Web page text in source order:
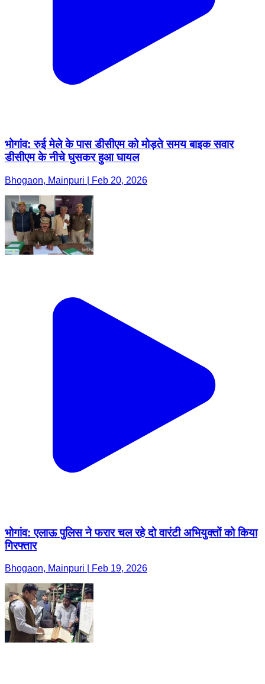
भोगांव: रुई मेले के पास डीसीएम को मोड़ते समय बाइक सवार
डीसीएम के नीचे घुसकर हुआ घायल
Bhogaon, Mainpuri | Feb 20, 2026
भोगांव: एलाऊ पुलिस ने फरार चल रहे दो वारंटी अभियुक्तों को किया
गिरफ्तार
Bhogaon, Mainpuri | Feb 19, 2026